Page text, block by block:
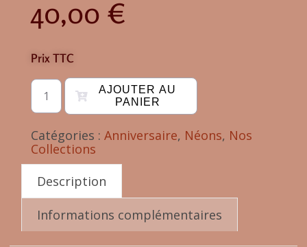
40,00 €
Prix TTC
AJOUTER AU
PANIER
Catégories : Anniversaire, Néons, Nos
Collections
Description
Informations complémentaires